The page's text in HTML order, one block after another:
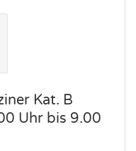
Kat. B
Uhr bis 9.00